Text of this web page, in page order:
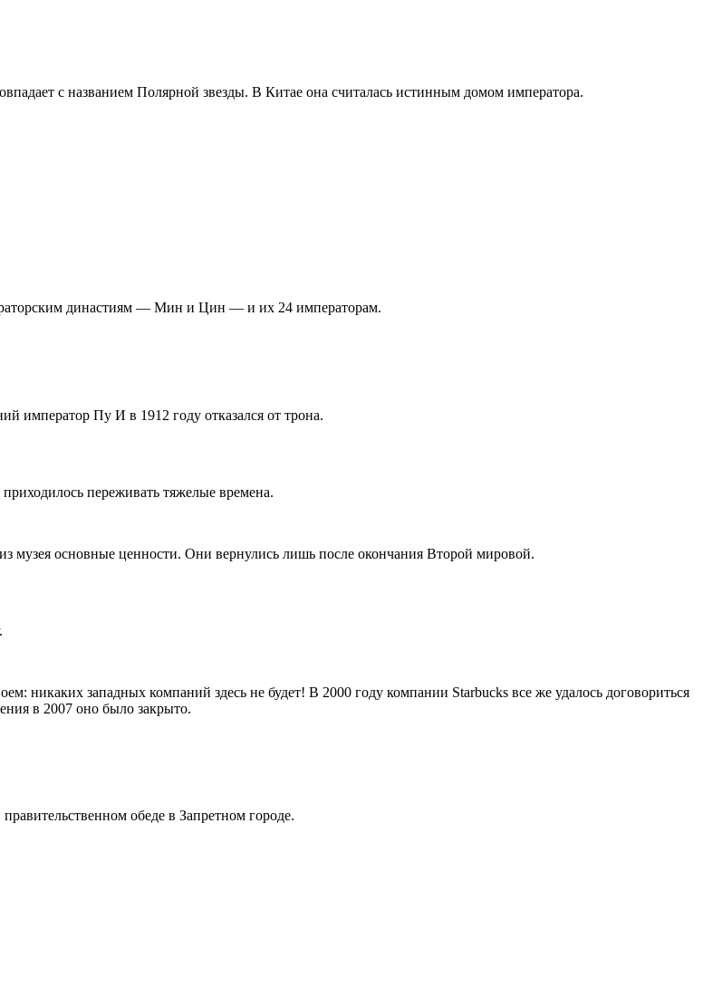
с названием Полярной звезды. В Китае она считалась истинным домом императора.
династиям — Мин и Цин — и их 24 императорам.
император Пу И в 1912 году отказался от трона.
переживать тяжелые времена.
музея основные ценности. Они вернулись лишь после окончания Второй мировой.
никаких западных компаний здесь не будет! В 2000 году компании Starbucks все же удалось договориться
в 2007 оно было закрыто.
обеде в Запретном городе.